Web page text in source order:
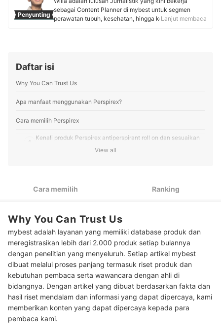
Penyunting
sebagai Content Planner di mybest untuk segmen
perawatan tubuh, kesehatan, hingga kebutuhan sehari-
produk, Willa banyak menganalisis tren dan
memastikan informasi akurat dan tepercaya.
Profil Willa
Lanjut membaca
Daftar isi
Why You Can Trust Us
Apa manfaat menggunakan Perspirex?
Cara memilih Perspirex
1
Kenali produk Perspirex antiperspirant roll on dan sesuaikan
dengan keadaan ketiak Anda
Peringkat Perspirex Terbaik
View all
Cara memilih Ranking
Why You Can Trust Us
mybest adalah layanan yang memiliki database produk dan
meregistrasikan lebih dari 2.000 produk setiap bulannya
dengan penelitian yang menyeluruh. Setiap artikel mybest
dibuat melalui proses panjang termasuk riset produk dan
kebutuhan pembaca serta wawancara dengan ahli di
bidangnya. Dengan artikel yang dibuat berdasarkan fakta dan
hasil riset mendalam dan informasi yang dapat dipercaya, kami
memberikan konten yang dapat dipercaya kepada para
pembaca kami.